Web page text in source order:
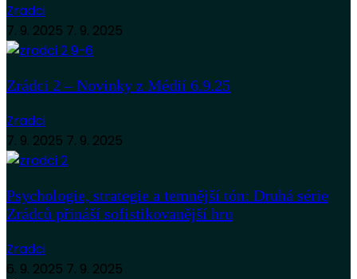
Zradci
7. 9. 2025 7. 9. 2025
Zrádci 2 – Novinky z Médií 6.9.25
Zradci
7. 9. 2025 7. 9. 2025
Psychologie, strategie a temnější tón: Druhá série
Zrádců přináší sofistikovanější hru
Zradci
6. 9. 2025 7. 9. 2025